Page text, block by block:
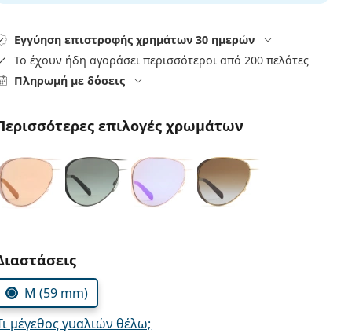
Εγγύηση επιστροφής χρημάτων 30 ημερών
Το έχουν ήδη αγοράσει περισσότεροι από 200 πελάτες
Πληρωμή με δόσεις
επιλογές χρωμάτων
τις παράμετρους
M (59 mm)
μέγεθος γυαλιών θέλω;